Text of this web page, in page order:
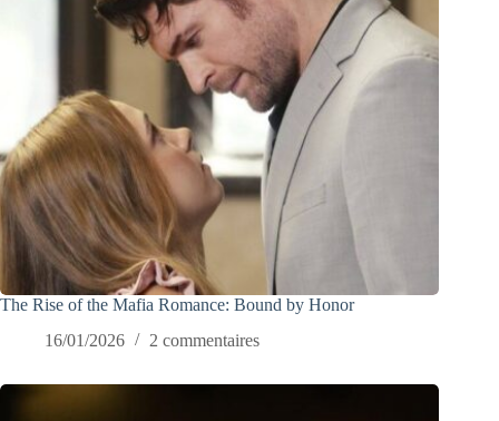
The Rise of the Mafia Romance: Bound by Honor
16/01/2026
2 commentaires